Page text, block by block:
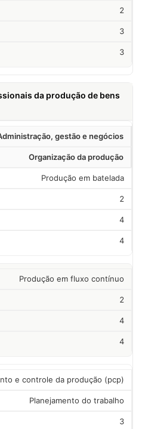
2
3
3
da produção de bens
gestão e negócios
Organização da produção
Produção em batelada
2
4
4
Produção em fluxo contínuo
2
4
4
e controle da produção (pcp)
Planejamento do trabalho
3